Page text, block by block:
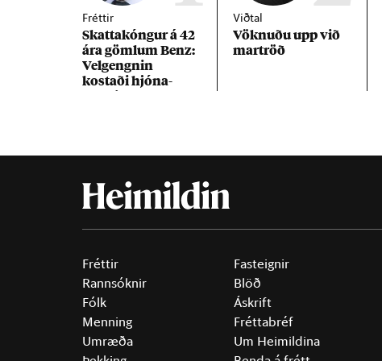
Fréttir
Skattakóng­ur á 42
ára göml­um Benz:
Vel­gengn­in
kostaði hjóna­
band­ið
Viðtal
Vökn­uðu upp við
mar­tröð
Fréttir
Rannsóknir
Fólk
Menning
Umræða
Fasteignir
Blöð
Áskrift
Fréttabréf
Um Heimildina